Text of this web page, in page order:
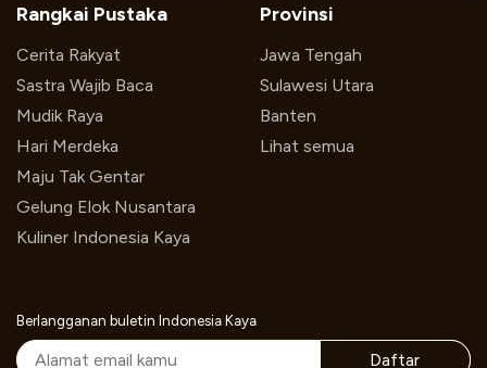
Rangkai Pustaka
Cerita Rakyat
Sastra Wajib Baca
Mudik Raya
Hari Merdeka
Maju Tak Gentar
Gelung Elok Nusantara
Kuliner Indonesia Kaya
Provinsi
Jawa Tengah
Sulawesi Utara
Banten
Lihat semua
Berlangganan buletin Indonesia Kaya
Daftar